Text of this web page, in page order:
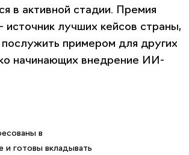
в активной стадии. Премия
лучших кейсов страны,
примером для других
начинающих внедрение ИИ-
в
и готовы вкладывать